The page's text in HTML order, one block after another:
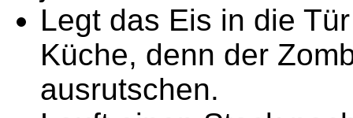
Legt das Eis in die
Küche, denn der
ausrutschen.